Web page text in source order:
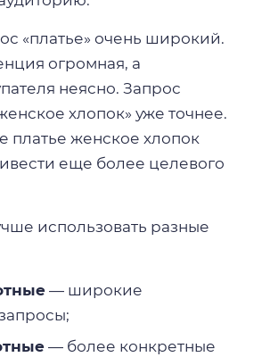
«платье» очень широкий.
огромная, а
неясно. Запрос
хлопок» уже точнее.
платье женское хлопок
еще более целевого
использовать разные
— широкие
— более конкретные